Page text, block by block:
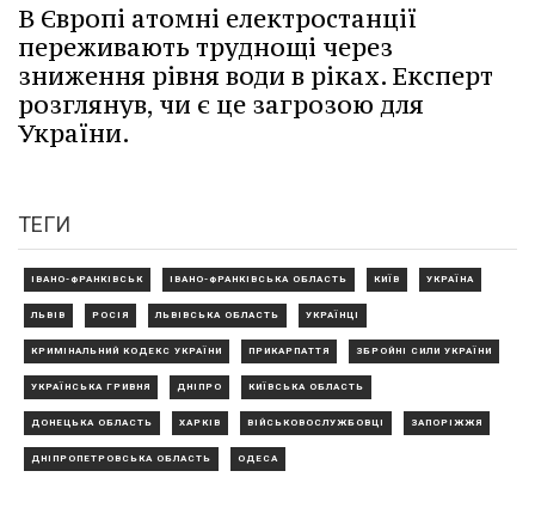
В Європі атомні електростанції
переживають труднощі через
зниження рівня води в ріках. Експерт
розглянув, чи є це загрозою для
України.
ТЕГИ
ІВАНО-ФРАНКІВСЬК ІВАНО-ФРАНКІВСЬКА ОБЛАСТЬ КИЇВ УКРАЇНА
ЛЬВІВ РОСІЯ ЛЬВІВСЬКА ОБЛАСТЬ УКРАЇНЦІ
КРИМІНАЛЬНИЙ КОДЕКС УКРАЇНИ ПРИКАРПАТТЯ ЗБРОЙНІ СИЛИ УКРАЇНИ
УКРАЇНСЬКА ГРИВНЯ ДНІПРО КИЇВСЬКА ОБЛАСТЬ
ДОНЕЦЬКА ОБЛАСТЬ ХАРКІВ ВІЙСЬКОВОСЛУЖБОВЦІ ЗАПОРІЖЖЯ
ДНІПРОПЕТРОВСЬКА ОБЛАСТЬ ОДЕСА